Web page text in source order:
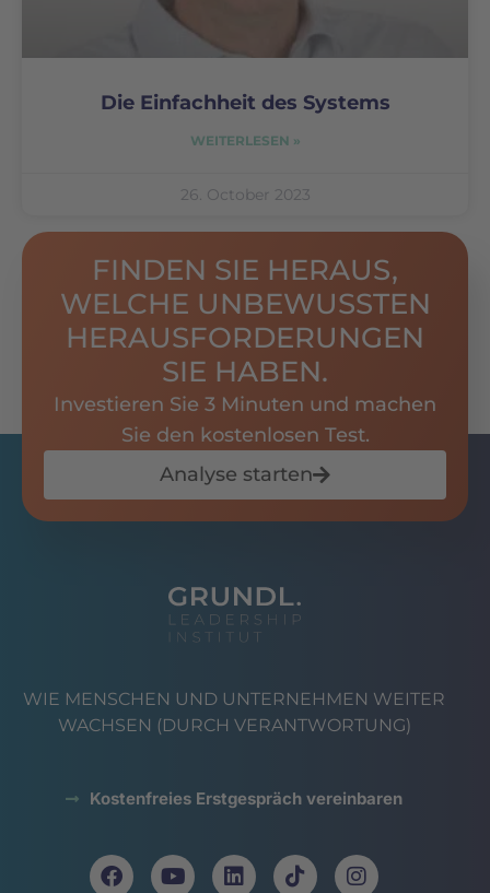
Die Einfachheit des Systems
WEITERLESEN »
26. October 2023
FINDEN SIE HERAUS,
WELCHE UNBEWUSSTEN
HERAUSFORDERUNGEN
SIE HABEN.
Investieren Sie 3 Minuten und machen
Sie den kostenlosen Test.
Analyse starten
WIE MENSCHEN UND UNTERNEHMEN WEITER
WACHSEN (DURCH VERANTWORTUNG)
Kostenfreies Erstgespräch vereinbaren